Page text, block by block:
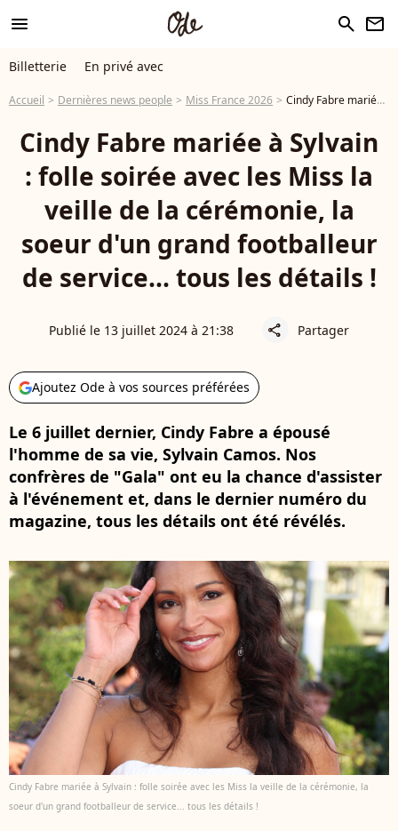
menu search newsletter
Billetterie En privé avec
Accueil Dernières news people Miss France 2026 Cindy Fabre mariée à Sylvain : folle soirée avec les Miss la veille de la cérémonie, la soeur d'un grand footballeur de service... tous les détails !
Cindy Fabre mariée à Sylvain
: folle soirée avec les Miss la
veille de la cérémonie, la
soeur d'un grand footballeur
de service... tous les détails !
Publié le 13 juillet 2024 à 21:38 share Partager
Ajoutez Ode à vos sources préférées
Le 6 juillet dernier, Cindy Fabre a épousé
l'homme de sa vie, Sylvain Camos. Nos
confrères de "Gala" ont eu la chance d'assister
à l'événement et, dans le dernier numéro du
magazine, tous les détails ont été révélés.
Cindy Fabre mariée à Sylvain : folle soirée avec les Miss la veille de la cérémonie, la
soeur d'un grand footballeur de service... tous les détails !